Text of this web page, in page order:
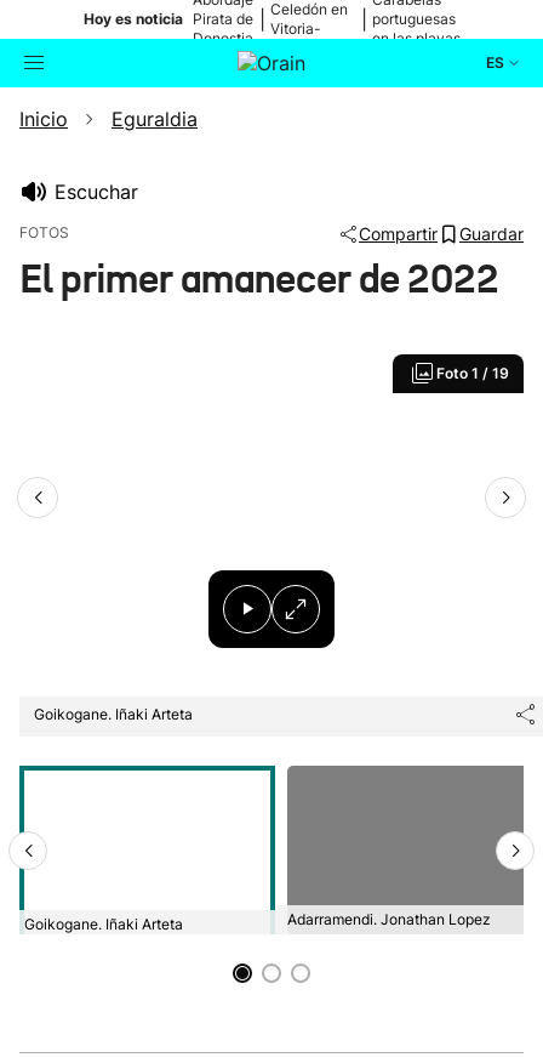
Hoy es noticia Pirata de
Donostia
Celedón en
Vitoria-
portuguesas
en las playas
ES
Buscador
Inicio Eguraldia
Escuchar
FOTOS Compartir Guardar
El primer amanecer de 2022
Foto 1 / 19
Goikogane. Iñaki Arteta
Goikogane. Iñaki Arteta Adarramendi. Jonathan Lopez